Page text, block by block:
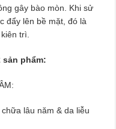
gây bào mòn. Khi sử
đẩy lên bề mặt, đó là
trì.
sản phẩm:
lâu năm & da liễu